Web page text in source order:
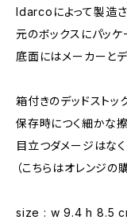
Idarcoによって製造さ
元のボックスにパッケ
底面にはメーカーと
箱付きのデッドストック
保存時につく細かな
目立つダメージはなく
（こちらはオレンジの
size : w 9.4 h 8.5